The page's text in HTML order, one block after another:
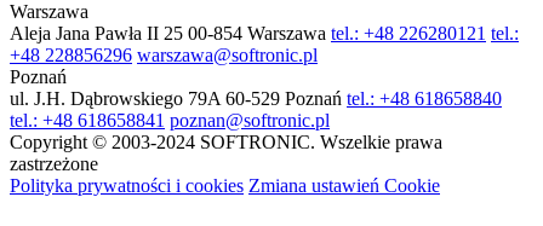
Warszawa
Aleja Jana Pawła II 25 00-854 Warszawa tel.: +48 226280121 tel.:
+48 228856296 warszawa@softronic.pl
Poznań
ul. J.H. Dąbrowskiego 79A 60-529 Poznań tel.: +48 618658840
tel.: +48 618658841 poznan@softronic.pl
Copyright © 2003-2024 SOFTRONIC. Wszelkie prawa
zastrzeżone
Polityka prywatności i cookies Zmiana ustawień Cookie